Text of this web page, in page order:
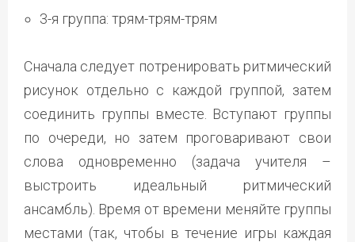
3-я группа: трям-трям-трям
Сначала следует потренировать ритмический
рисунок отдельно с каждой группой, затем
соединить группы вместе. Вступают группы
по очереди, но затем проговаривают свои
слова одновременно (задача учителя –
выстроить идеальный ритмический
ансамбль). Время от времени меняйте группы
местами (так, чтобы в течение игры каждая